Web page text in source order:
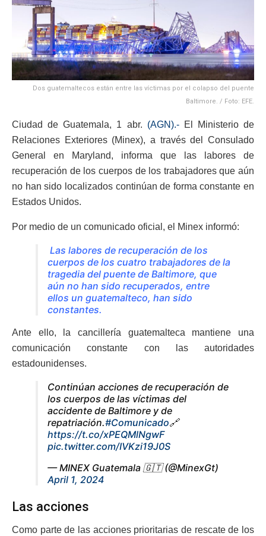
Dos guatemaltecos están entre las víctimas por el colapso del puente
Baltimore. / Foto: EFE.
Ciudad de Guatemala, 1 abr. (AGN).-El Ministerio de
Relaciones Exteriores (Minex), a través del Consulado
General en Maryland, informa que las labores de
recuperación de los cuerpos de los trabajadores que aún
no han sido localizados continúan de forma constante en
Estados Unidos.
Por medio de un comunicado oficial, el Minex informó:
Las labores de recuperación de los
cuerpos de los cuatro trabajadores de la
tragedia del puente de Baltimore, que
aún no han sido recuperados, entre
ellos un guatemalteco, han sido
constantes.
Ante ello, la cancillería guatemalteca mantiene una
comunicación constante con las autoridades
estadounidenses.
Continúan acciones de recuperación de
los cuerpos de las víctimas del
accidente de Baltimore y de
repatriación.#Comunicado🔗
https://t.co/xPEQMlNgwF
pic.twitter.com/IVKzi19J0S
— MINEX Guatemala 🇬🇹 (@MinexGt)
April 1, 2024
Las acciones
Como parte de las acciones prioritarias de rescate de los